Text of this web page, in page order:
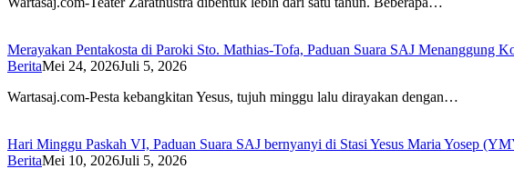
Merayakan Pentakosta di Paroki Sto. Mathias-Tofa, Paduan Suara SAJ Menanggung
BeritaMei 24, 2026Juli 5, 2026
Wartasaj.com-Pesta kebangkitan Yesus, tujuh minggu lalu dirayakan dengan…
Hari Minggu Paskah VI, Paduan Suara SAJ bernyanyi di Stasi Yesus Maria Yosep
BeritaMei 10, 2026Juli 5, 2026